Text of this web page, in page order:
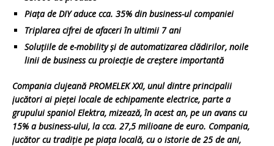
Piața de DIY aduce cca. 35% din business-ul companiei
Triplarea cifrei de afaceri în ultimii 7 ani
Soluțiile de e-mobility și de automatizarea clădirilor, noile
linii de business cu proiecție de creștere importantă
Compania clujeană PROMELEK XXI, unul dintre principalii
jucători ai pieței locale de echipamente electrice, parte a
grupului spaniol Elektra, mizează, în acest an, pe un avans cu
15% a business-ului, la cca. 27,5 milioane de euro. Compania,
jucător cu tradiție pe piața locală, cu o istorie de 25 de ani,